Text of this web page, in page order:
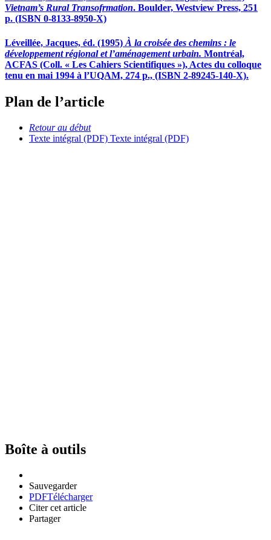
Vietnam’s Rural Transofrmation. Boulder, Westview Press, 251
p. (ISBN 0-8133-8950-X)
Léveillée, Jacques, éd. (1995) À la croisée des chemins : le
développement régional et l’aménagement urbain. Montréal,
ACFAS (Coll. « Les Cahiers Scientifiques »), Actes du colloque
tenu en mai 1994 à l’UQAM, 274 p., (ISBN 2-89245-140-X).
Plan de l’article
Retour au début
Texte intégral (PDF) Texte intégral (PDF)
Boîte à outils
Sauvegarder
PDFTélécharger
Citer cet article
Partager